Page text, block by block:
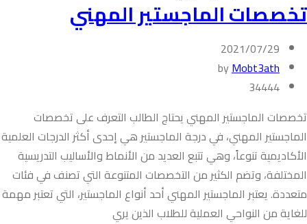
تخصصات الماجستير المهني
2021/07/29
byMobt3ath
34444
تخصصات الماجستير المهني يحتاج الطالب التعرف على تخصصات
الماجستير المهني، في درجة الماجستير هي إحدى أكثر الدرجات العلمية
الأكاديمية تنوعاً، وهي تتبع العديد من الأنماط والأساليب التدريسية
المختلفة، وتضم الكثير من التخصصات المتنوعة التي تصنف في فئات
متعددة. يعتبر الماجستير المهني أحد أنواع الماجستير، التي تعتبر مهمة
للغاية من النواحي العملية للطلاب الذين يري